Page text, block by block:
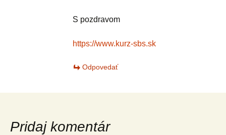
S pozdravom
https://www.kurz-sbs.sk
Odpovedať
Pridaj komentár